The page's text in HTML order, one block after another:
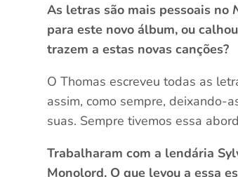
As letras são mais pessoais no
para este novo álbum, ou
trazem a estas novas canções?
O Thomas escreveu todas as
assim, como sempre, deixando-
suas. Sempre tivemos essa
Trabalharam com a lendária
Monolord. O que levou a essa